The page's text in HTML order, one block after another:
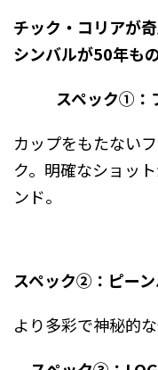
チック・コリアが
シンバルが50年も
スペック①：
カップをもたない
ク。明確なショッ
ンド。
スペック②：ピー
より多彩で神秘的な